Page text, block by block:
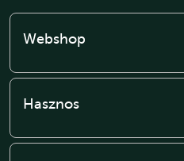
Webshop
Hasznos